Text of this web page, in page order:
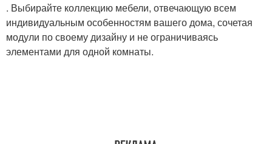
. Выбирайте коллекцию мебели, отвечающую всем
индивидуальным особенностям вашего дома, сочетая
модули по своему дизайну и не ограничиваясь
элементами для одной комнаты.